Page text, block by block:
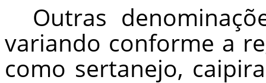
Outras
variando conforme a
como sertanejo,